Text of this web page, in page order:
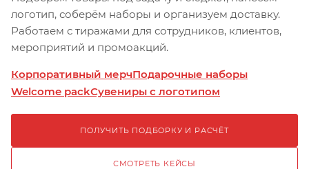
логотип, соберём наборы и организуем доставку.
Работаем с тиражами для сотрудников, клиентов,
мероприятий и промоакций.
Корпоративный мерчПодарочные наборы
Welcome packСувениры с логотипом
ПОЛУЧИТЬ ПОДБОРКУ И РАСЧЁТ
СМОТРЕТЬ КЕЙСЫ